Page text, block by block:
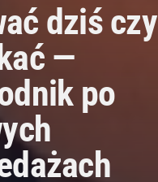
dziś czy
—
po